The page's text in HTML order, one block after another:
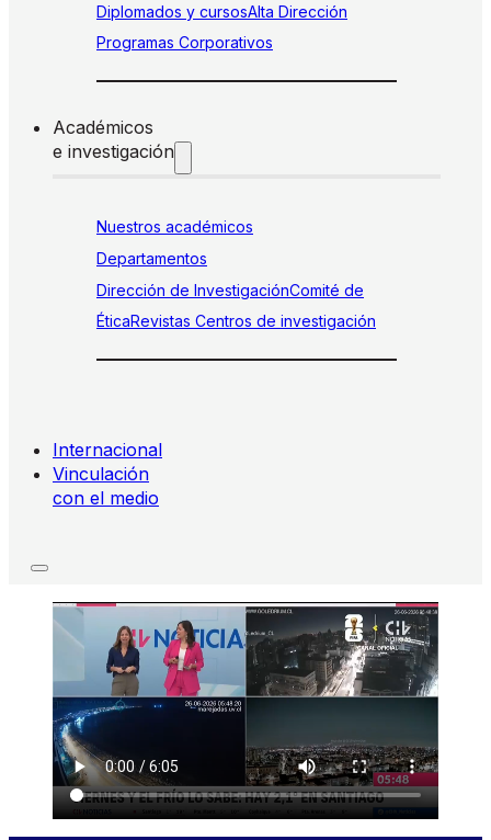
Diplomados y cursosAlta Dirección
Programas Corporativos
Académicos
e investigación
Nuestros académicos
Departamentos
Dirección de InvestigaciónComité de
ÉticaRevistas Centros de investigación
Internacional
Vinculación
con el medio